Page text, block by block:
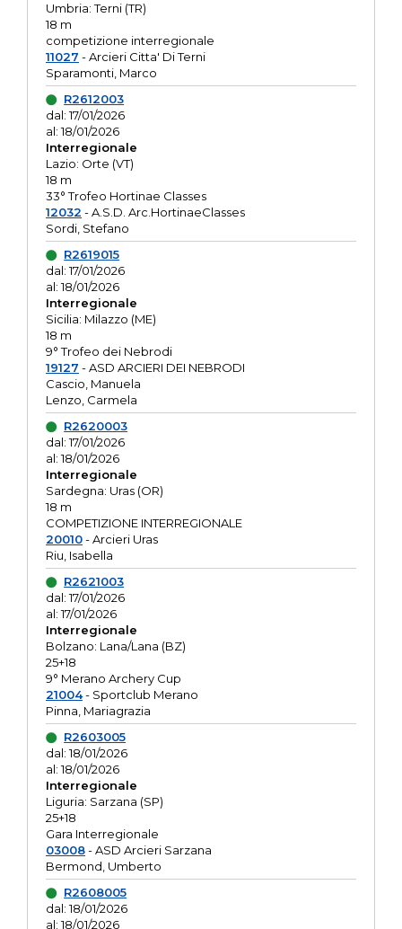
Umbria: Terni (TR)
18 m
competizione interregionale
11027 - Arcieri Citta' Di Terni
Sparamonti, Marco
R2612003
dal: 17/01/2026
al: 18/01/2026
Interregionale
Lazio: Orte (VT)
18 m
33° Trofeo Hortinae Classes
12032 - A.S.D. Arc.HortinaeClasses
Sordi, Stefano
R2619015
dal: 17/01/2026
al: 18/01/2026
Interregionale
Sicilia: Milazzo (ME)
18 m
9° Trofeo dei Nebrodi
19127 - ASD ARCIERI DEI NEBRODI
Cascio, Manuela
Lenzo, Carmela
R2620003
dal: 17/01/2026
al: 18/01/2026
Interregionale
Sardegna: Uras (OR)
18 m
COMPETIZIONE INTERREGIONALE
20010- Arcieri Uras
Riu, Isabella
R2621003
dal: 17/01/2026
al: 17/01/2026
Interregionale
Bolzano: Lana/Lana (BZ)
25+18
9° Merano Archery Cup
21004- Sportclub Merano
Pinna, Mariagrazia
R2603005
dal: 18/01/2026
al: 18/01/2026
Interregionale
Liguria: Sarzana (SP)
25+18
Gara Interregionale
03008- ASD Arcieri Sarzana
Bermond, Umberto
R2608005
dal: 18/01/2026
al: 18/01/2026